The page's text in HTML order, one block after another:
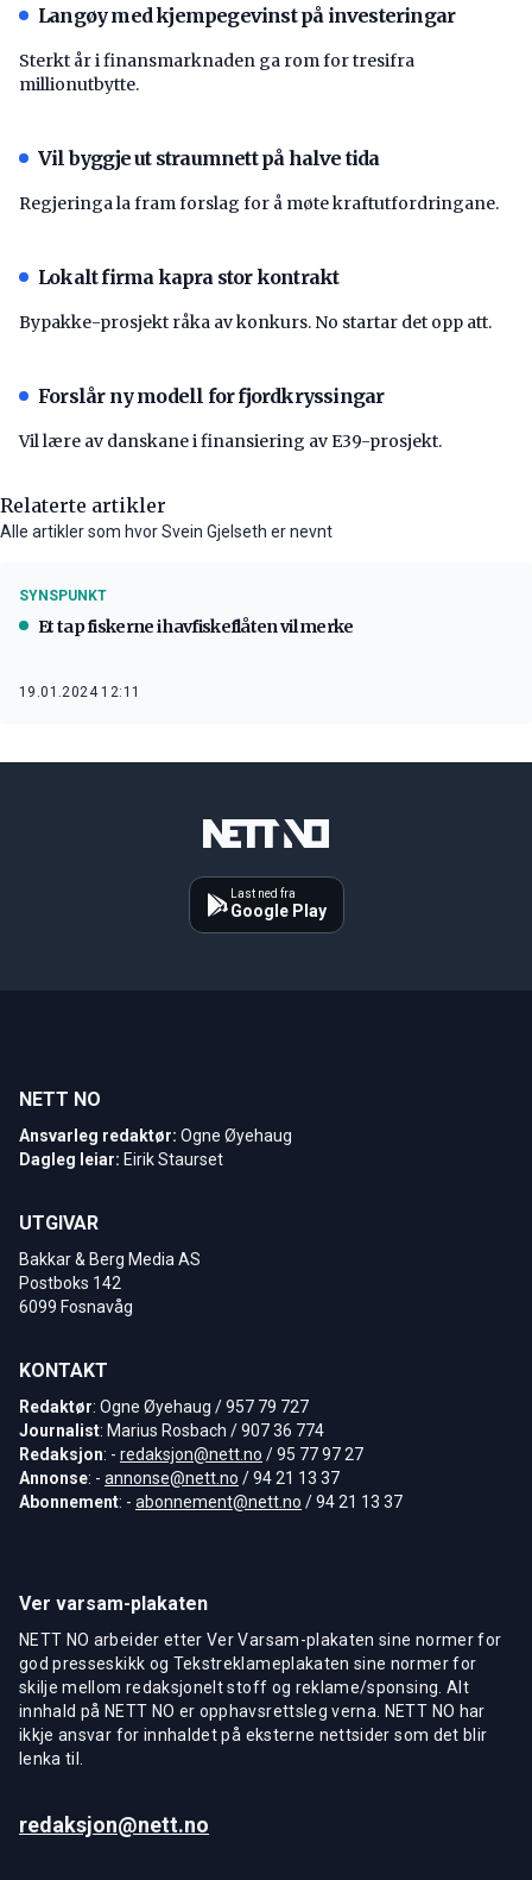
Langøy med kjempegevinst på investeringar
Sterkt år i finansmarknaden ga rom for tresifra
millionutbytte.
Vil byggje ut straumnett på halve tida
Regjeringa la fram forslag for å møte kraftutfordringane.
Lokalt firma kapra stor kontrakt
Bypakke-prosjekt råka av konkurs. No startar det opp att.
Forslår ny modell for fjordkryssingar
Vil lære av danskane i finansiering av E39-prosjekt.
Relaterte artikler
Alle artikler som hvor Svein Gjelseth er nevnt
SYNSPUNKT
Et tap fiskerne i havfiskeflåten vil merke
19.01.2024 12:11
Last ned fra
Google Play
NETT NO
Ansvarleg redaktør: Ogne Øyehaug
Dagleg leiar: Eirik Staurset
UTGIVAR
Bakkar & Berg Media AS
Postboks 142
6099 Fosnavåg
KONTAKT
Redaktør: Ogne Øyehaug / 957 79 727
Journalist: Marius Rosbach / 907 36 774
Redaksjon: - redaksjon@nett.no / 95 77 97 27
Annonse: - annonse@nett.no / 94 21 13 37
Abonnement: - abonnement@nett.no / 94 21 13 37
Ver varsam-plakaten
NETT NO arbeider etter Ver Varsam-plakaten sine normer for
god presseskikk og Tekstreklameplakaten sine normer for
skilje mellom redaksjonelt stoff og reklame/sponsing. Alt
innhald på NETT NO er opphavsrettsleg verna. NETT NO har
ikkje ansvar for innhaldet på eksterne nettsider som det blir
lenka til.
redaksjon@nett.no